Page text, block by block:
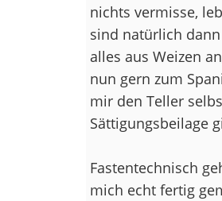
nichts vermisse,
sind natürlich
alles aus Weizen
nun gern zum
mir den Teller
Sättigungsbeilage
Fastentechnisch
mich echt fertig